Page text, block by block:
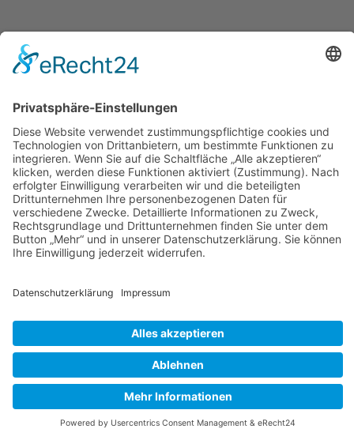
← Ankerplatz No1 in Büsum
Gesamt-Übersicht aller Projekte
Ladenbau
Gaststättenbau
Innenausbau
Möbelbau
Grundrisse
3D-Visualisierungen
Küchenbau
Neueste Beiträge
Landhausküche
Pizza Toni in Paderborn
Modeboutique Dresscode 2017
© 2026Ladenbau Brinkmann All Rights Reserved |
Impressum|Datenschutzerklärung| Tel.: 0 52 34 - 27 96
Fax: 0 52 34 - 36 88